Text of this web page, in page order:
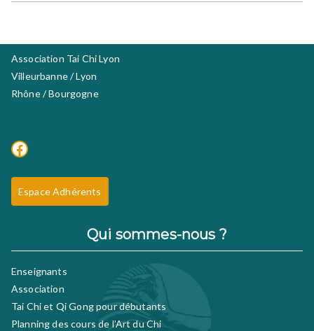
Association Tai Chi Lyon
Villeurbanne / Lyon
Rhône / Bourgogne
Facebook
Espace Adhérents
Qui sommes-nous ?
Enseignants
Association
Tai Chi et Qi Gong pour débutants
Planning des cours de l’Art du Chi